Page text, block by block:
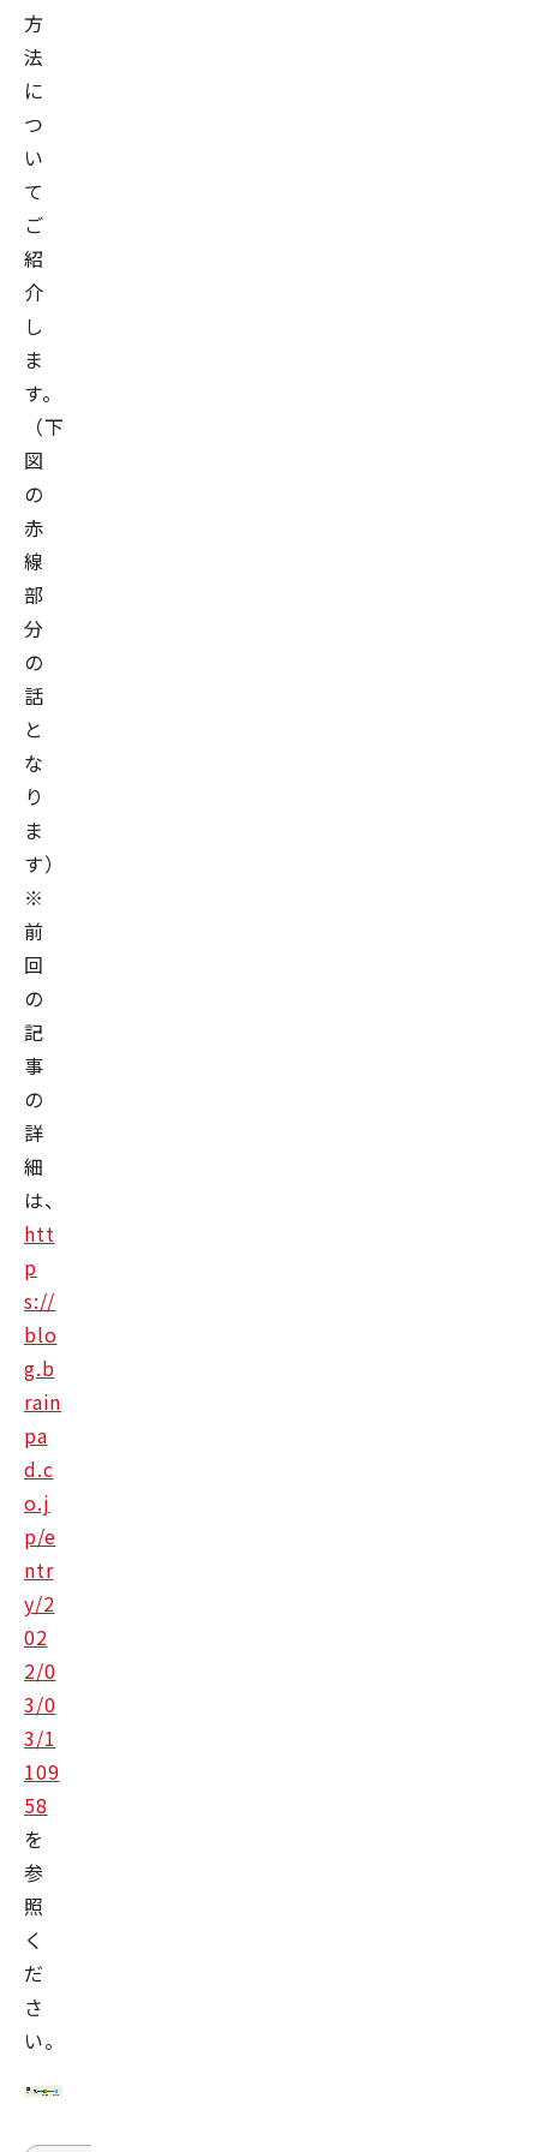
方
法
に
つ
い
て
ご
紹
介
し
ま
す。
（下
図
の
赤
線
部
分
の
話
と
な
り
ま
す）
※
前
回
の
記
事
の
詳
細
は、
htt
p
s://
blo
g.b
rain
pa
d.c
o.j
p/e
ntr
y/2
02
2/0
3/0
3/1
109
58
を
参
照
く
だ
さ
い。